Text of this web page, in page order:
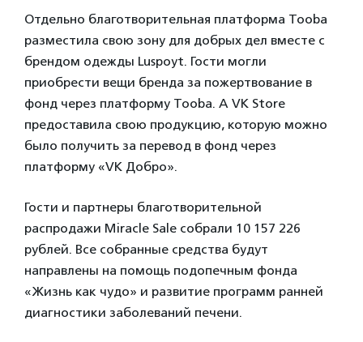
Отдельно благотворительная платформа Tooba
разместила свою зону для добрых дел вместе с
брендом одежды Luspoyt. Гости могли
приобрести вещи бренда за пожертвование в
фонд через платформу Tooba. А VK Store
предоставила свою продукцию, которую можно
было получить за перевод в фонд через
платформу «VK Добро».
Гости и партнеры благотворительной
распродажи Miracle Sale собрали 10 157 226
рублей. Все собранные средства будут
направлены на помощь подопечным фонда
«Жизнь как чудо» и развитие программ ранней
диагностики заболеваний печени.